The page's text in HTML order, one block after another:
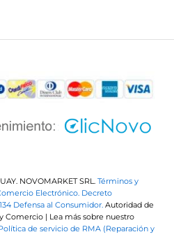
NOVOMARKET SRL. Términos y
Electrónico. Decreto
Defensa al Consumidor. Autoridad de
Comercio | Lea más sobre nuestro
de servicio de RMA (Reparación y